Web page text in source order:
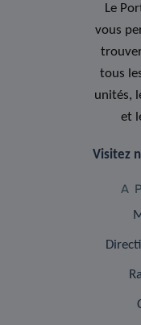
Le
vous
tous
unités,
et
Visitez
A